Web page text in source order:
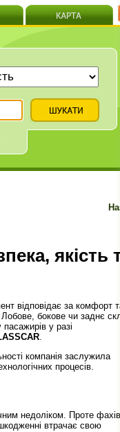
якість
відповідає за комфорт
бокове чи заднє
у разі
компанія заслужила
процесів.
недоліком. Проте
втрачає свою